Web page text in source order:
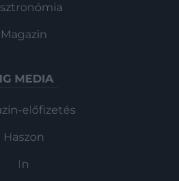
Magazin
MEDIA
előfizetés
Haszon
In